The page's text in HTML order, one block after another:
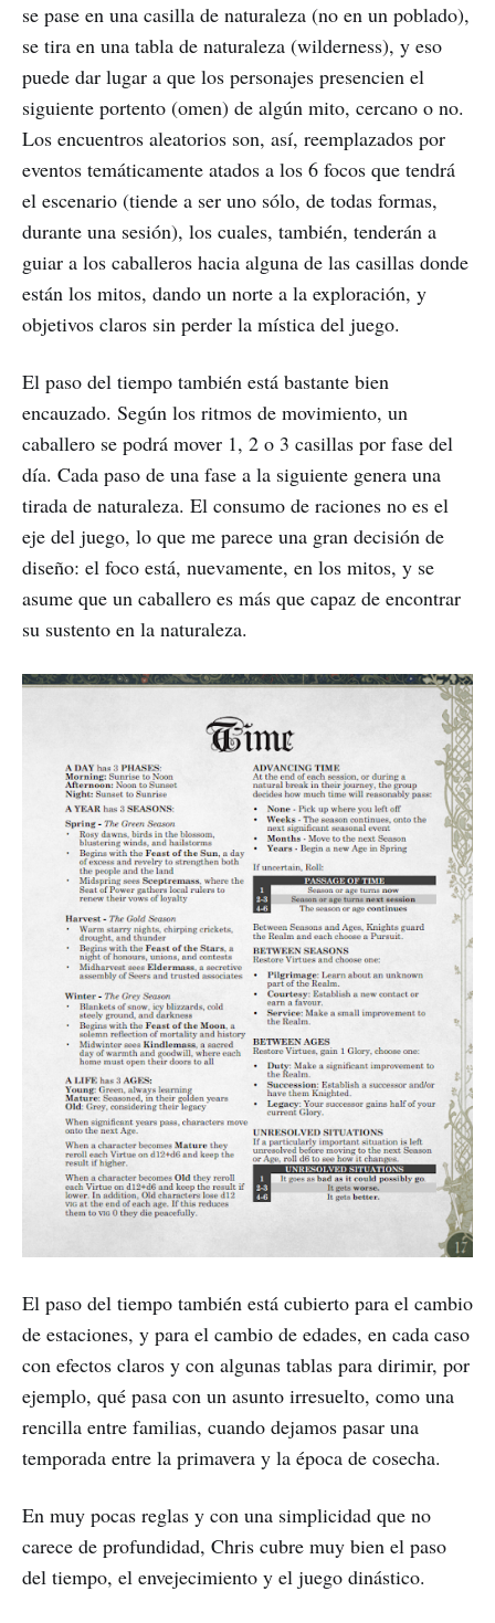
se pase en una casilla de naturaleza (no en un poblado),
se tira en una tabla de naturaleza (wilderness), y eso
puede dar lugar a que los personajes presencien el
siguiente portento (omen) de algún mito, cercano o no.
Los encuentros aleatorios son, así, reemplazados por
eventos temáticamente atados a los 6 focos que tendrá
el escenario (tiende a ser uno sólo, de todas formas,
durante una sesión), los cuales, también, tenderán a
guiar a los caballeros hacia alguna de las casillas donde
están los mitos, dando un norte a la exploración, y
objetivos claros sin perder la mística del juego.
El paso del tiempo también está bastante bien
encauzado. Según los ritmos de movimiento, un
caballero se podrá mover 1, 2 o 3 casillas por fase del
día. Cada paso de una fase a la siguiente genera una
tirada de naturaleza. El consumo de raciones no es el
eje del juego, lo que me parece una gran decisión de
diseño: el foco está, nuevamente, en los mitos, y se
asume que un caballero es más que capaz de encontrar
su sustento en la naturaleza.
El paso del tiempo también está cubierto para el cambio
de estaciones, y para el cambio de edades, en cada caso
con efectos claros y con algunas tablas para dirimir, por
ejemplo, qué pasa con un asunto irresuelto, como una
rencilla entre familias, cuando dejamos pasar una
temporada entre la primavera y la época de cosecha.
En muy pocas reglas y con una simplicidad que no
carece de profundidad, Chris cubre muy bien el paso
del tiempo, el envejecimiento y el juego dinástico.